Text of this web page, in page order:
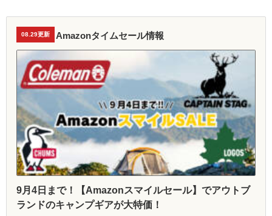
08.29更新 Amazonタイムセール情報
9月4日まで！【Amazonスマイルセール】でアウトブ
ランドのキャンプギアが大特価！